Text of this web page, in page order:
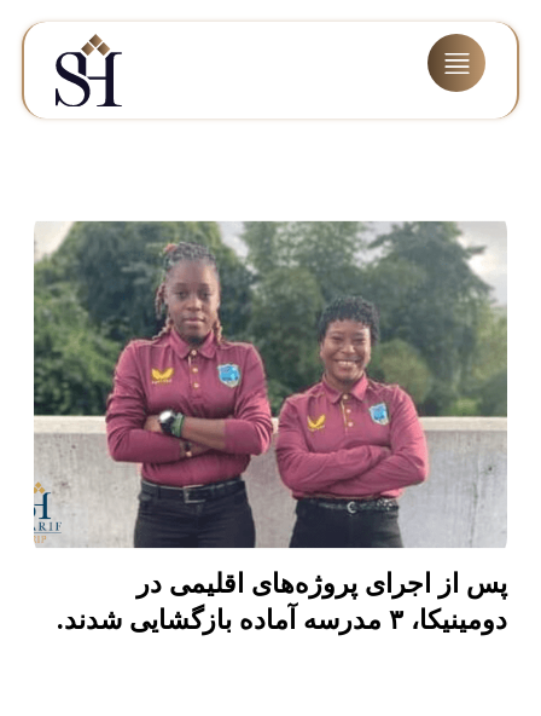
پس از اجرای پروژه‌های اقلیمی در
دومینیکا، ۳ مدرسه آماده بازگشایی شدند.